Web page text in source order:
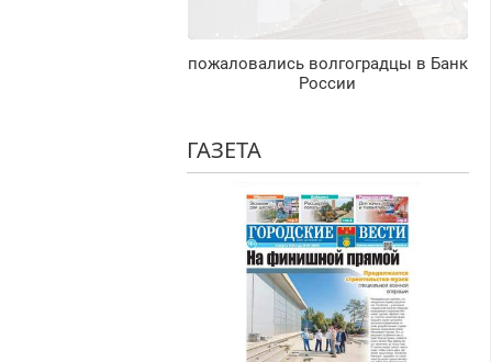
пожаловались волгоградцы в Банк
России
ГАЗЕТА